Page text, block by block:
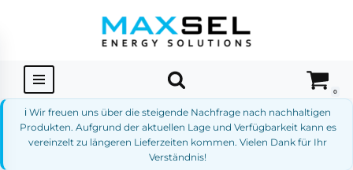
springen
0
ℹ️ Wir freuen uns über die steigende Nachfrage nach nachhaltigen
Produkten. Aufgrund der aktuellen Lage und Verfügbarkeit kann es
vereinzelt zu längeren Lieferzeiten kommen. Vielen Dank für Ihr
Verständnis!